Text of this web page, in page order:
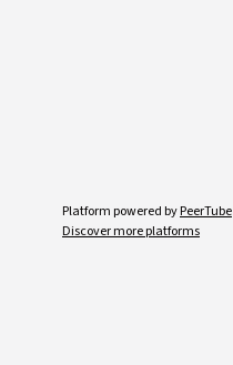
Platform powered byPeerTube
Discover more platforms